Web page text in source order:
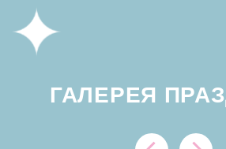
Дополните праздник яркой
БУМАЖНАЯ ДИСКОТЕКА